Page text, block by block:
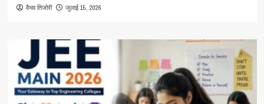
वैभव तिजोरी जुलाई 15, 2026